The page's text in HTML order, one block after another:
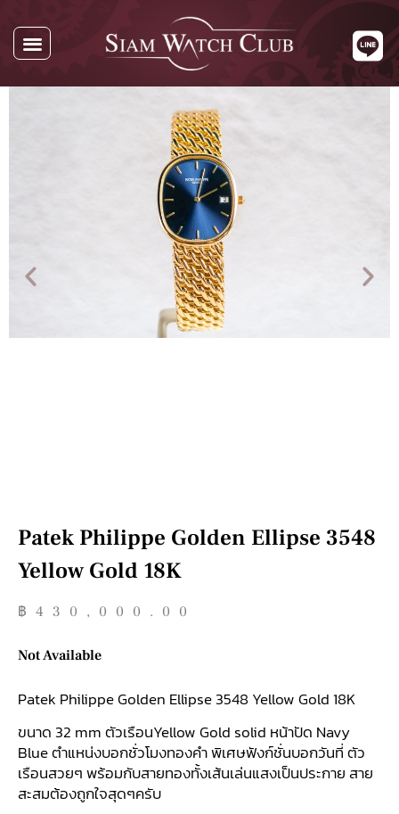
Patek Philippe Golden Ellipse 3548
Yellow Gold 18K
฿ 430,000.00
Not Available
Patek Philippe Golden Ellipse 3548 Yellow Gold 18K
ขนาด 32 mm ตัวเรือนYellow Gold solid หน้าปัด Navy
Blue ตำแหน่งบอกชั่วโมงทองคำ พิเศษฟังก์ชั่นบอกวันที่ ตัว
เรือนสวยๆ พร้อมกับสายทองทั้งเส้นเล่นแสงเป็นประกาย สาย
สะสมต้องถูกใจสุดๆครับ